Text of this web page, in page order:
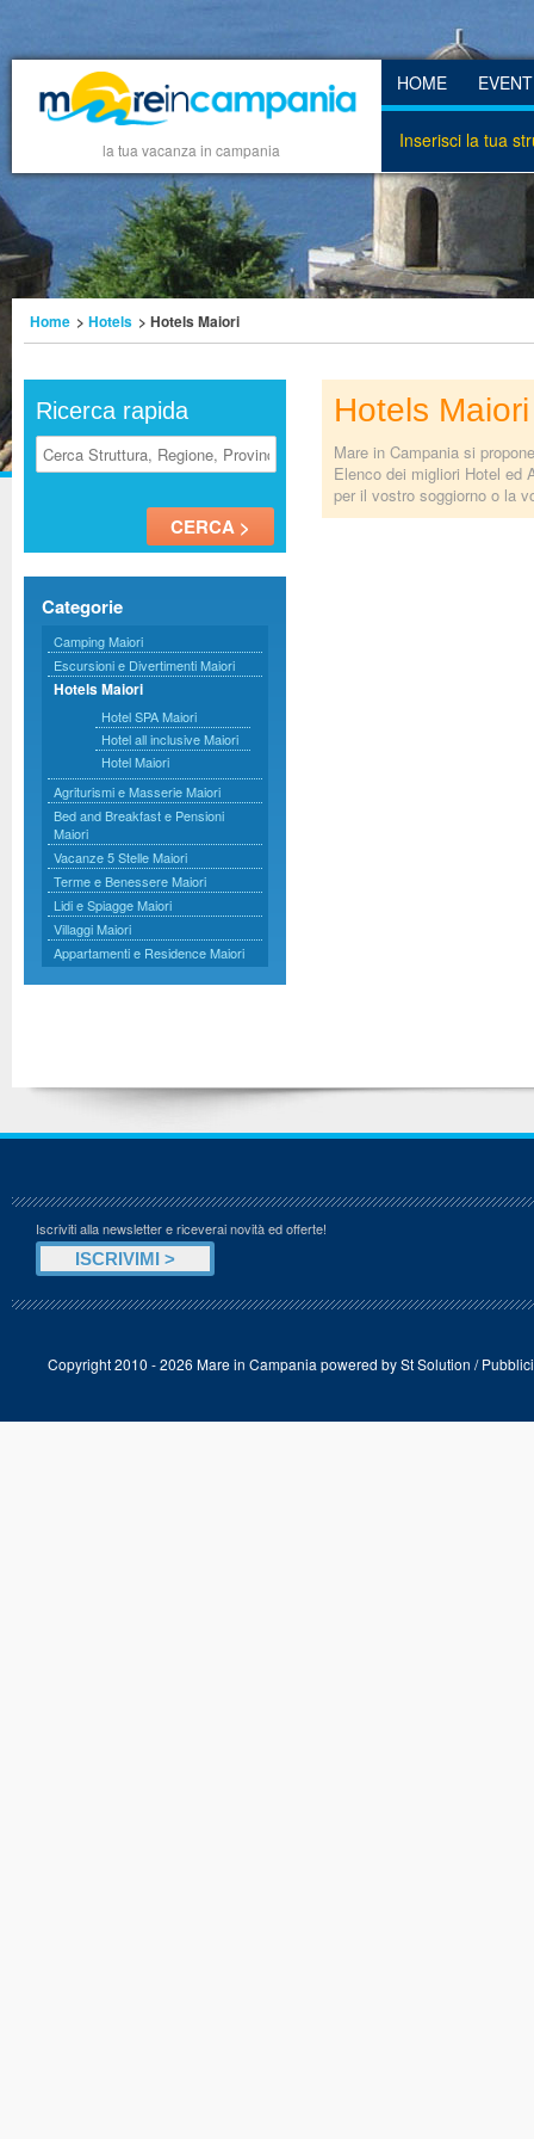
la tua vacanza in campania
HOME
Inserisci la tua
Home > Hotels > Hotels Maiori
Ricerca rapida
Categorie
Camping Maiori
Escursioni e Divertimenti Maiori
Hotels Maiori
Hotel SPA Maiori
Hotel all inclusive Maiori
Hotel Maiori
Agriturismi e Masserie Maiori
Bed and Breakfast e Pensioni
Maiori
Vacanze 5 Stelle Maiori
Terme e Benessere Maiori
Lidi e Spiagge Maiori
Villaggi Maiori
Appartamenti e Residence Maiori
Hotels Maiori
Mare in Campania si
Elenco dei migliori Hotel ed
per il vostro soggiorno o la
Iscriviti alla newsletter e riceverai novità ed offerte!
Copyright 2010 - 2026 Mare in Campania powered bySt Solution /